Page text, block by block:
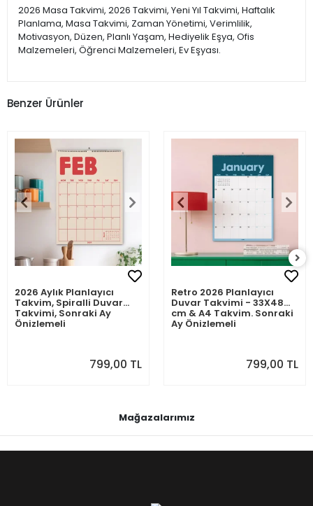
2026 Masa Takvimi, 2026 Takvimi, Yeni Yıl Takvimi, Haftalık
Planlama, Masa Takvimi, Zaman Yönetimi, Verimlilik,
Motivasyon, Düzen, Planlı Yaşam, Hediyelik Eşya, Ofis
Malzemeleri, Öğrenci Malzemeleri, Ev Eşyası.
Benzer Ürünler
2026 Aylık Planlayıcı
Takvim, Spiralli Duvar
Takvimi, Sonraki Ay
Önizlemeli
799,00 TL
Retro 2026 Planlayıcı
Duvar Takvimi - 33X48
cm & A4 Takvim. Sonraki
Ay Önizlemeli
799,00 TL
Mağazalarımız